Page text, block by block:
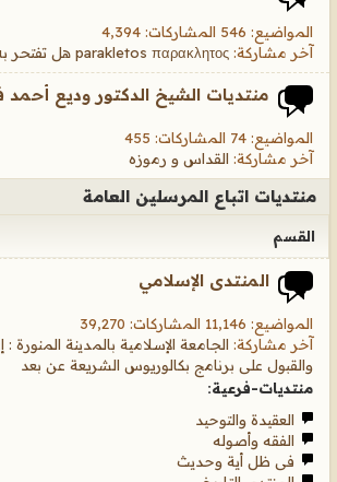
المواضيع: 546 المشاركات: 4,394
آخر مشاركة: parakletos παρακλητος هل تفتحر به يا مسيحى؟؟
منتديات الشيخ الدكتور وديع
المواضيع: 74 المشاركات: 455
آخر مشاركة: القداس و رموزه
منتديات اتباع المرسلين العامة
القسم
المنتدى الإسلامي
المواضيع: 11,146 المشاركات: 39,270
آخر مشاركة: الجامعة الإسلامية بالمدينة المنورة
والقبول على برنامج بكالوريوس الشريعة عن بعد
منتديات-فرعية:
العقيدة والتوحيد
الفقه وأصوله
فى ظل أية وحديث